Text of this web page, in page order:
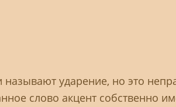
называют ударение, но это
слово акцент собственно